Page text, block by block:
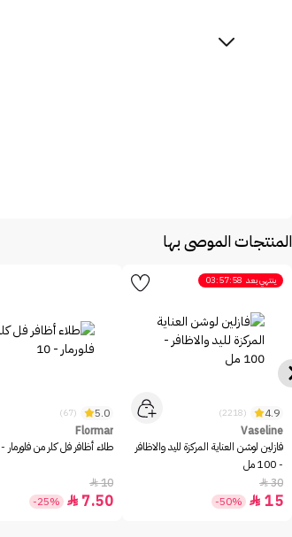
المنتجات الموصى بها
ينتهي بعد 03:57:58
4.9
(2218)
Vaseline
فازلين لوشن العناية المركزة لليد والاظافر
- 100 مل
30

15

-50%
5.0
(67)
Flormar
طلاء أظافر فل كلر من فلورمار - 10
10

7.50

-25%